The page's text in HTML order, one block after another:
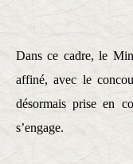
Dans ce cadre, le
affiné, avec le
désormais prise en
s’engage.